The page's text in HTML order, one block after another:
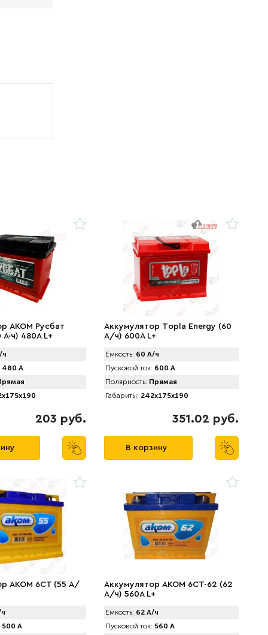
AKOM Русбат
480A L+
480 А
203 руб.
Аккумулятор Tоpla Energy (60
А/ч) 600A L+
Емкость: 60 А/ч
Пусковой ток: 600 А
Полярность: Прямая
Габариты: 242x175x190
351.02 руб.
В корзину
AКОМ 6CT (55 А/
500 А
Аккумулятор АКОМ 6CT-62 (62
А/ч) 560А L+
Емкость: 62 А/ч
Пусковой ток: 560 А